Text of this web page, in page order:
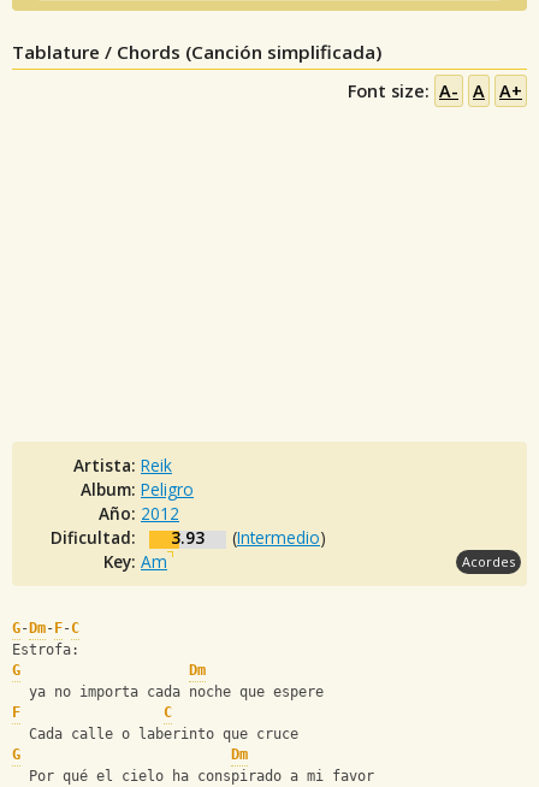
Tablature / Chords (Canción simplificada)
Font size: A- A A+
Artista: Reik
Album: Peligro
Año: 2012
Dificultad:
3.93 (Intermedio)
Key: Am Acordes
G- Dm- F-C
Estrofa:
G
Dm
  ya no importa cada noche que espere
F
C
  Cada calle o laberinto que cruce
G
Dm
  Por qué el cielo ha conspirado a mi favor